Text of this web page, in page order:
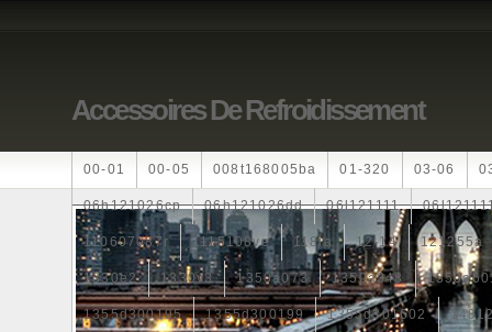
Accessoires De Refroidissement
00-01 00-05 008t168005ba 01-320 03-06
06h121026cp 06h121026dd 06l121111
110607087r 1115108ve 118ia 12-14 121255a
1330e2 1330v3 1350a073 1350a348
1355d300195 1355d300199 1355d301602